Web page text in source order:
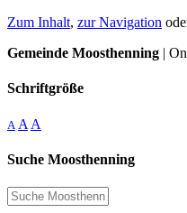
Zum Inhalt, zur Navigation
Gemeinde Moosthenning |
Schriftgröße
A A A
Suche Moosthenning